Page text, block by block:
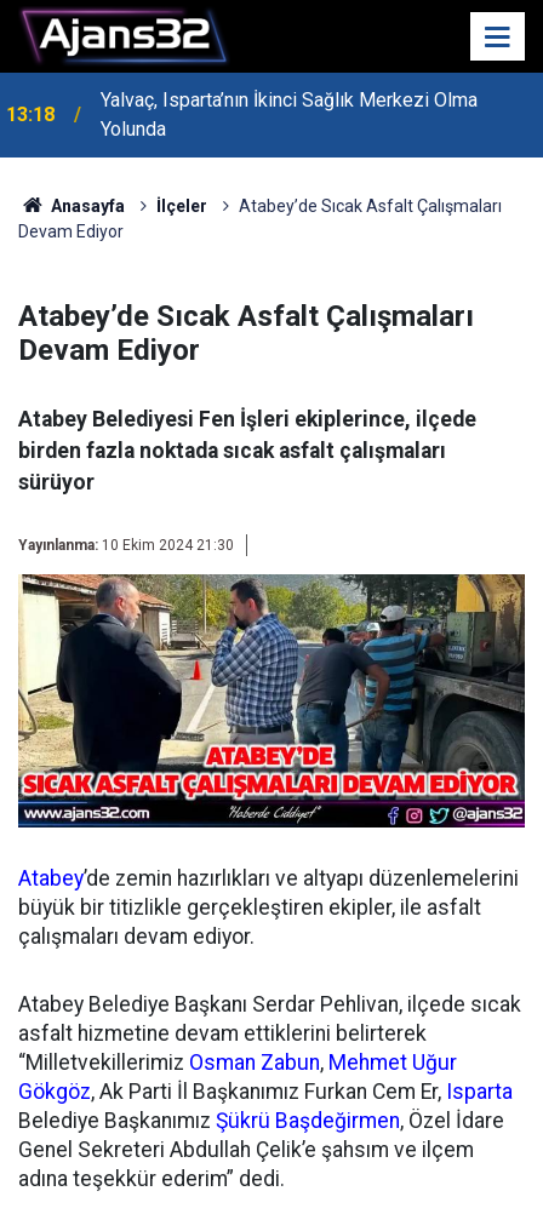
Yalvaç, Isparta’nın İkinci Sağlık Merkezi Olma
Yolunda
13:14
MHP Genel Başkan Yardımcısı Bayraktar Isparta’da
Konuştu
Anasayfa İlçeler
Atabey’de Sıcak Asfalt Çalışmaları
Devam Ediyor
Atabey’de Sıcak Asfalt Çalışmaları
Devam Ediyor
Atabey Belediyesi Fen İşleri ekiplerince, ilçede
birden fazla noktada sıcak asfalt çalışmaları
sürüyor
Yayınlanma: 10 Ekim 2024 21:30
Atabey’de zemin hazırlıkları ve altyapı düzenlemelerini
büyük bir titizlikle gerçekleştiren ekipler, ile asfalt
çalışmaları devam ediyor.
Atabey Belediye Başkanı Serdar Pehlivan, ilçede sıcak
asfalt hizmetine devam ettiklerini belirterek
“Milletvekillerimiz Osman Zabun, Mehmet Uğur
Gökgöz, Ak Parti İl Başkanımız Furkan Cem Er, Isparta
Belediye Başkanımız Şükrü Başdeğirmen, Özel İdare
Genel Sekreteri Abdullah Çelik’e şahsım ve ilçem
adına teşekkür ederim” dedi.